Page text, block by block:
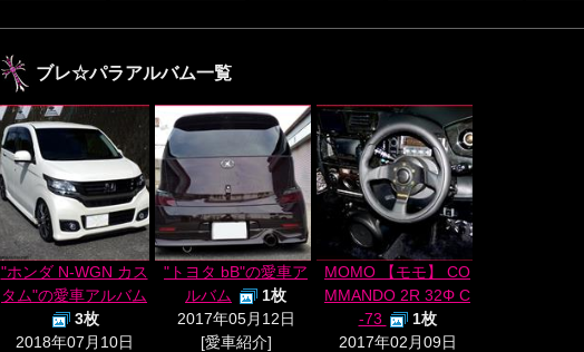
ブレ☆パラアルバム一覧
"ホンダ N-WGN カス
タム"の愛車アルバム
3枚
2018年07月10日
"トヨタ bB"の愛車ア
ルバム
1枚
2017年05月12日
[愛車紹介]
MOMO 【モモ】 CO
MMANDO 2R 32Φ C
-73
1枚
2017年02月09日